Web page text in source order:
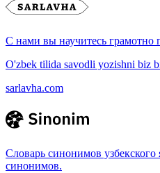
С нами вы научитесь грамотно
O'zbek tilida savodli yozishni biz
sarlavha.com
Словарь синонимов
синонимов.